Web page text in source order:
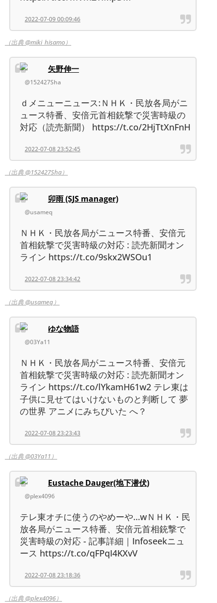
2022-07-09 00:09:46
（出典 @miki_hisamo）
矢野伸一
@152427Sha
ｄメニューニュース:ＮＨＫ・民放各局がニ
ュース特番、安倍元首相銃撃で災害時級の
対応（読売新聞） https://t.co/2HjTtXnFnH
2022-07-08 23:52:45
（出典 @152427Sha）
卯雨 (SJS manager)
@usameq
ＮＨＫ・民放各局がニュース特番、安倍元
首相銃撃で災害時級の対応 : 読売新聞オン
ライン https://t.co/9skx2WSOu1
2022-07-08 23:34:42
（出典 @usameq）
ゆな物語
@03Ya11
ＮＨＫ・民放各局がニュース特番、安倍元
首相銃撃で災害時級の対応 : 読売新聞オン
ライン https://t.co/lYkamH61w2 テレ東は
子供に見せてはいけないものと判断して 夢
の世界 アニメにみちびいた へ？
2022-07-08 23:23:43
（出典 @03Ya11）
Eustache Dauger(地下潜伏)
@plex4096
テレ東オチに使うのやめーや…wＮＨＫ・民
放各局がニュース特番、安倍元首相銃撃で
災害時級の対応 - 記事詳細｜Infoseekニュ
ース https://t.co/qFPqI4KXvV
2022-07-08 23:18:36
（出典 @plex4096）